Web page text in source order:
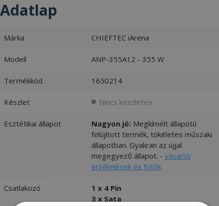
Adatlap
Márka CHIEFTEC iArena
Modell ANP-355A12 - 355 W
Termékkód 1650214
Készlet Nincs készleten
Esztétikai állapot Nagyon jó: Megkímélt állapotú
felújított termék, tökéletes műszaki
állapotban. Gyakran az újjal
megegyező állapot. - vásárlói
értékelések és fotók
Csatlakozó
1 x 4 Pin
3 x Sata